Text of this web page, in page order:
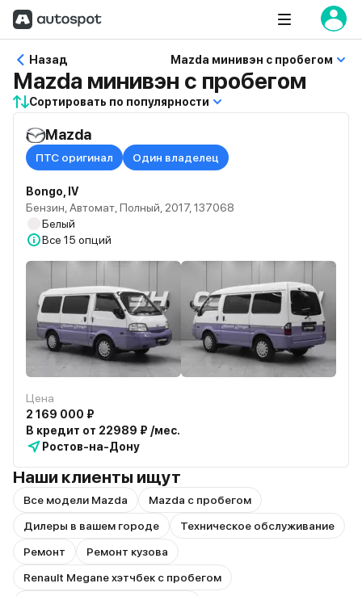
Назад Mazda минивэн с пробегом
Mazda минивэн с пробегом
Сортировать по популярности
Mazda
ПТС оригинал Один владелец
Bongo, IV
Бензин, Автомат, Полный, 2017, 137068
Белый
Все 15 опций
Цена
2 169 000 ₽
В кредит от 22989 ₽ /мес.
Ростов-на-Дону
Наши клиенты ищут
Все модели Mazda
Mazda с пробегом
Дилеры в вашем городе
Техническое обслуживание
Ремонт
Ремонт кузова
Renault Megane хэтчбек с пробегом